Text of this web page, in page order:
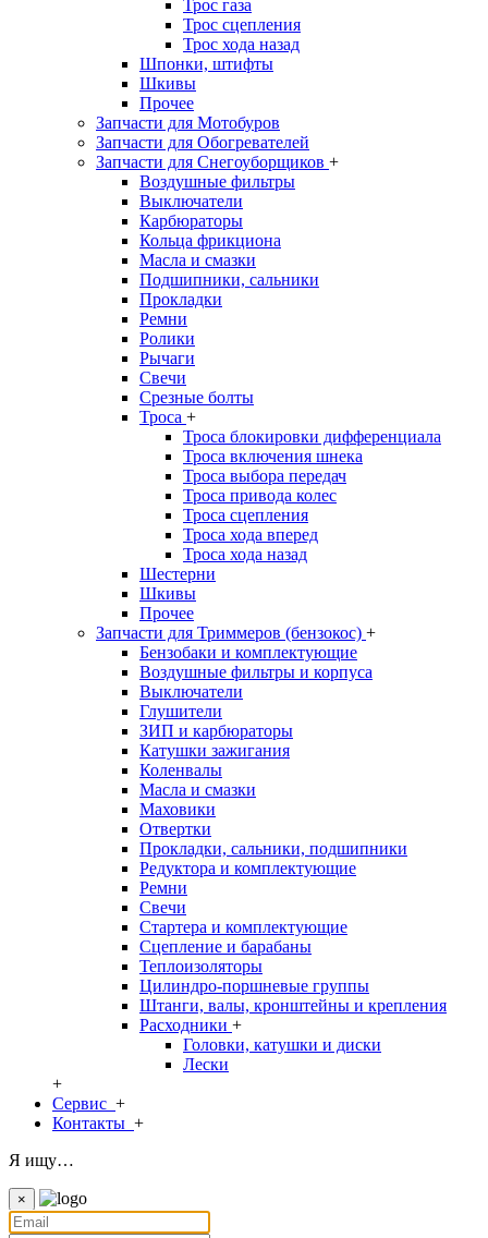
Трос газа
Трос сцепления
Трос хода назад
Шпонки, штифты
Шкивы
Прочее
Запчасти для Мотобуров
Запчасти для Обогревателей
Запчасти для Снегоуборщиков +
Воздушные фильтры
Выключатели
Карбюраторы
Кольца фрикциона
Масла и смазки
Подшипники, сальники
Прокладки
Ремни
Ролики
Рычаги
Свечи
Срезные болты
Троса +
Троса блокировки дифференциала
Троса включения шнека
Троса выбора передач
Троса привода колес
Троса сцепления
Троса хода вперед
Троса хода назад
Шестерни
Шкивы
Прочее
Запчасти для Триммеров (бензокос) +
Бензобаки и комплектующие
Воздушные фильтры и корпуса
Выключатели
Глушители
ЗИП и карбюраторы
Катушки зажигания
Коленвалы
Масла и смазки
Маховики
Отвертки
Прокладки, сальники, подшипники
Редуктора и комплектующие
Ремни
Свечи
Стартера и комплектующие
Сцепление и барабаны
Теплоизоляторы
Цилиндро-поршневые группы
Штанги, валы, кронштейны и крепления
Расходники +
Головки, катушки и диски
Лески
+
Сервис +
Контакты +
Я ищу…
×